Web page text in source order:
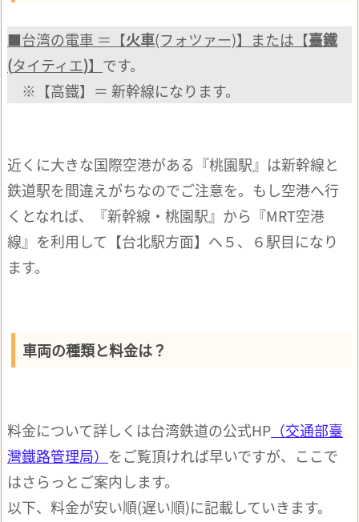
■台湾の電車 ＝【火車(フォツァー)】または【臺鐵
(タイティエ)】 です。
※【高鐵】＝ 新幹線になります。
近くに大きな国際空港がある『桃園駅』は新幹線と
鉄道駅を間違えがちなのでご注意を。もし空港へ行
くとなれば、『新幹線・桃園駅』から『MRT空港
線』を利用して【台北駅方面】へ５、６駅目になり
ます。
車両の種類と料金は？
料金について詳しくは台湾鉄道の公式HP （交通部臺
灣鐵路管理局） をご覧頂ければ早いですが、ここで
はさらっとご案内します。
以下、料金が安い順(遅い順)に記載していきます。